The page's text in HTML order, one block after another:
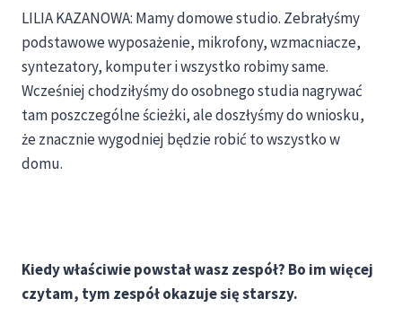
LILIA KAZANOWA: Mamy domowe studio. Zebrałyśmy
podstawowe wyposażenie, mikrofony, wzmacniacze,
syntezatory, komputer i wszystko robimy same.
Wcześniej chodziłyśmy do osobnego studia nagrywać
tam poszczególne ścieżki, ale doszłyśmy do wniosku,
że znacznie wygodniej będzie robić to wszystko w
domu.
Kiedy właściwie powstał wasz zespół? Bo im więcej
czytam, tym zespół okazuje się starszy.